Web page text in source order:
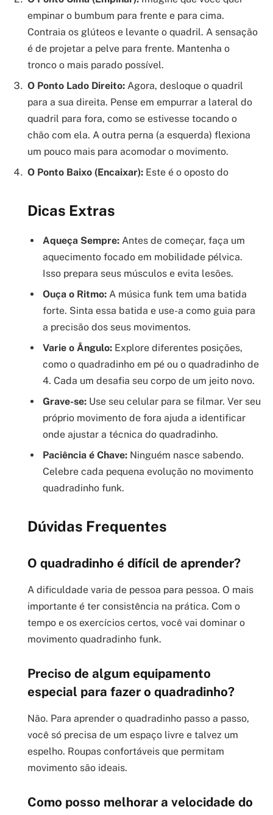
empinar o bumbum para frente e para cima.
Contraia os glúteos e levante o quadril. A sensação
é de projetar a pelve para frente. Mantenha o
tronco o mais parado possível.
O Ponto Lado Direito: Agora, desloque o quadril
para a sua direita. Pense em empurrar a lateral do
quadril para fora, como se estivesse tocando o
chão com ela. A outra perna (a esquerda) flexiona
um pouco mais para acomodar o movimento.
O Ponto Baixo (Encaixar): Este é o oposto do
Dicas Extras
Aqueça Sempre: Antes de começar, faça um
aquecimento focado em mobilidade pélvica.
Isso prepara seus músculos e evita lesões.
Ouça o Ritmo: A música funk tem uma batida
forte. Sinta essa batida e use-a como guia para
a precisão dos seus movimentos.
Varie o Ângulo: Explore diferentes posições,
como o quadradinho em pé ou o quadradinho de
4. Cada um desafia seu corpo de um jeito novo.
Grave-se: Use seu celular para se filmar. Ver seu
próprio movimento de fora ajuda a identificar
onde ajustar a técnica do quadradinho.
Paciência é Chave: Ninguém nasce sabendo.
Celebre cada pequena evolução no movimento
quadradinho funk.
Dúvidas Frequentes
O quadradinho é difícil de aprender?
A dificuldade varia de pessoa para pessoa. O mais
importante é ter consistência na prática. Com o
tempo e os exercícios certos, você vai dominar o
movimento quadradinho funk.
Preciso de algum equipamento
especial para fazer o quadradinho?
Não. Para aprender o quadradinho passo a passo,
você só precisa de um espaço livre e talvez um
espelho. Roupas confortáveis que permitam
movimento são ideais.
Como posso melhorar a velocidade do